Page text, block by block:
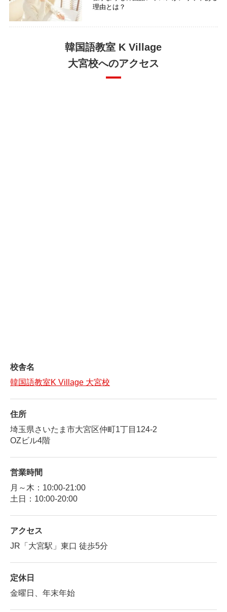
理由とは？
韓国語教室 K Village
大宮校へのアクセス
校舎名
韓国語教室K Village 大宮校
住所
埼玉県さいたま市大宮区仲町1丁目124-2
OZビル4階
営業時間
月～木：10:00-21:00
土日：10:00-20:00
アクセス
JR「大宮駅」東口 徒歩5分
定休日
金曜日、年末年始